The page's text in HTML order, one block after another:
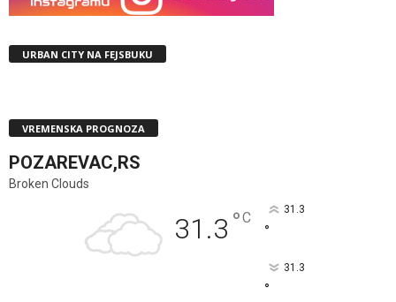
URBAN CITY NA FEJSBUKU
VREMENSKA PROGNOZA
POZAREVAC,RS
Broken Clouds
31.3 °C 31.3
°
31.3
°